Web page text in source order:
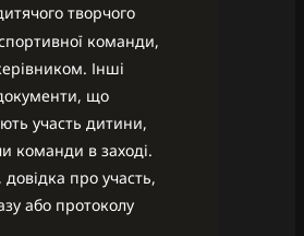
творчого
команди,
Інші
що
участь дитини,
команди в заході.
про участь,
або протоколу